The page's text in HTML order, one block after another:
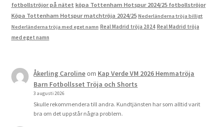
fotbollströjor på nätet köpa Tottenham Hotspur 2024/25 fotbollströjor
Köpa Tottenham Hotspur matchtröja 2024/25 Nederländerna tröja billigt
Nederländerna tröja med eget namn Real Madrid tröja 2024 Real Madrid tröja
med eget namn
Åkerling Carolineom Kap Verde VM 2026 Hemmatröja
Barn Fotbollsset Tröja och Shorts
3 augusti 2026
Skulle rekommendera till andra. Kundtjänsten har som alltid varit
bra om det uppstår några problem.